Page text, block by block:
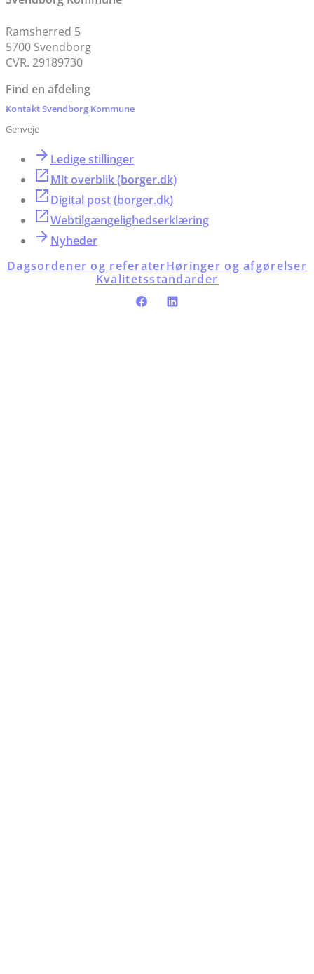
Ramsherred 5
5700 Svendborg
CVR. 29189730
Find en afdeling
Kontakt Svendborg Kommune
Genveje
Ledige stillinger
Mit overblik (borger.dk)
Digital post (borger.dk)
Webtilgængelighedserklæring
Nyheder
Dagsordener og referaterHøringer og afgørelser
Kvalitetsstandarder